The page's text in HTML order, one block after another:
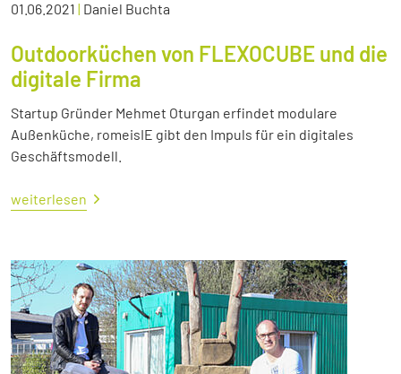
01.06.2021 | Daniel Buchta
Outdoorküchen von FLEXOCUBE und die
digitale Firma
Startup Gründer Mehmet Oturgan erfindet modulare
Außenküche, romeisIE gibt den Impuls für ein digitales
Geschäftsmodell.
weiterlesen